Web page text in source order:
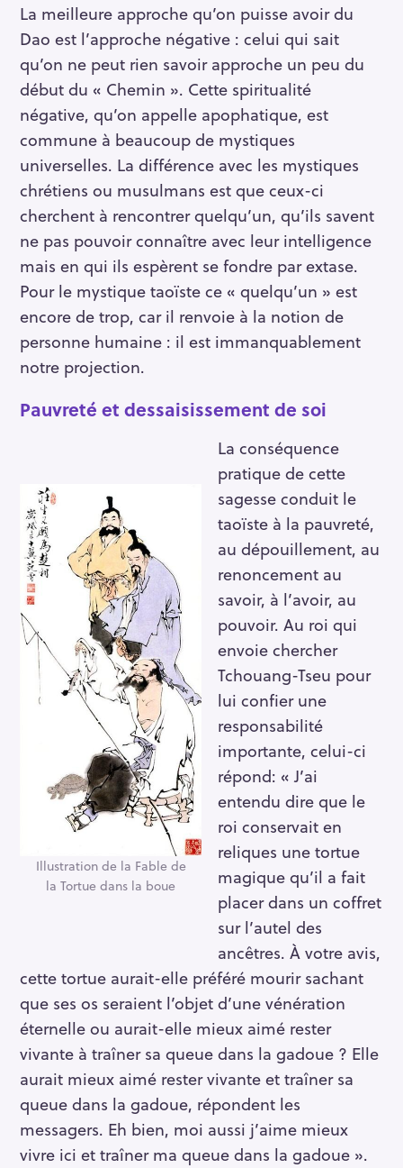
La meilleure approche qu’on puisse avoir du
Dao est l’approche négative : celui qui sait
qu’on ne peut rien savoir approche un peu du
début du « Chemin ». Cette spiritualité
négative, qu’on appelle apophatique, est
commune à beaucoup de mystiques
universelles. La différence avec les mystiques
chrétiens ou musulmans est que ceux-ci
cherchent à rencontrer quelqu’un, qu’ils savent
ne pas pouvoir connaître avec leur intelligence
mais en qui ils espèrent se fondre par extase.
Pour le mystique taoïste ce « quelqu’un » est
encore de trop, car il renvoie à la notion de
personne humaine : il est immanquablement
notre projection.
Pauvreté et dessaisissement de soi
Illustration de la Fable de
la Tortue dans la boue
La conséquence
pratique de cette
sagesse conduit le
taoïste à la pauvreté,
au dépouillement, au
renoncement au
savoir, à l’avoir, au
pouvoir. Au roi qui
envoie chercher
Tchouang-Tseu pour
lui confier une
responsabilité
importante, celui-ci
répond: « J’ai
entendu dire que le
roi conservait en
reliques une tortue
magique qu’il a fait
placer dans un coffret
sur l’autel des
ancêtres. À votre avis,
cette tortue aurait-elle préféré mourir sachant
que ses os seraient l’objet d’une vénération
éternelle ou aurait-elle mieux aimé rester
vivante à traîner sa queue dans la gadoue ? Elle
aurait mieux aimé rester vivante et traîner sa
queue dans la gadoue, répondent les
messagers. Eh bien, moi aussi j’aime mieux
vivre ici et traîner ma queue dans la gadoue ».